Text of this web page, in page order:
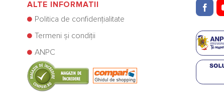
ALTE INFORMATII
Politica de confidențialitate
Termeni și condiții
ANPC